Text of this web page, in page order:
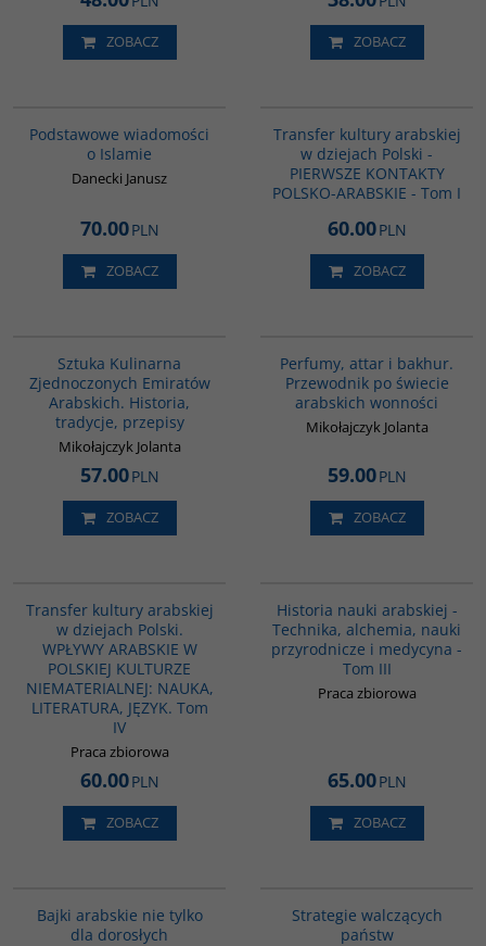
ZOBACZ ZOBACZ
Podstawowe wiadomości
o Islamie
Danecki Janusz
70.00PLN
ZOBACZ
Transfer kultury arabskiej
w dziejach Polski -
PIERWSZE KONTAKTY
POLSKO-ARABSKIE - Tom I
60.00PLN
ZOBACZ
Sztuka Kulinarna
Zjednoczonych Emiratów
Arabskich. Historia,
tradycje, przepisy
Mikołajczyk Jolanta
57.00PLN
ZOBACZ
Perfumy, attar i bakhur.
Przewodnik po świecie
arabskich wonności
Mikołajczyk Jolanta
59.00PLN
ZOBACZ
Transfer kultury arabskiej
w dziejach Polski.
WPŁYWY ARABSKIE W
POLSKIEJ KULTURZE
NIEMATERIALNEJ: NAUKA,
LITERATURA, JĘZYK. Tom
IV
Praca zbiorowa
60.00PLN
ZOBACZ
Historia nauki arabskiej -
Technika, alchemia, nauki
przyrodnicze i medycyna -
Tom III
Praca zbiorowa
65.00PLN
ZOBACZ
Bajki arabskie nie tylko
dla dorosłych
Strategie walczących
państw